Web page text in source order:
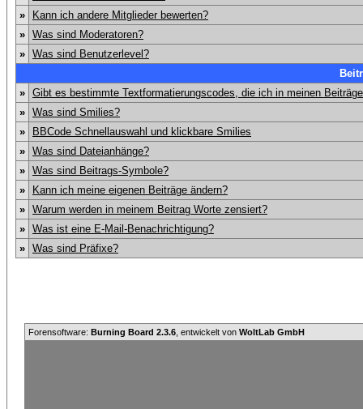
»
Kann ich andere Mitglieder bewerten?
» Was sind Moderatoren?
» Was sind Benutzerlevel?
» Gibt es bestimmte Textformatierungscodes, die ich in meinen
» Was sind Smilies?
»
BBCode Schnellauswahl und klickbare Smilies
» Was sind Dateianhänge?
» Was sind Beitrags-Symbole?
»
Kann ich meine eigenen Beiträge ändern?
» Warum werden in meinem Beitrag Worte zensiert?
» Was ist eine E-Mail-Benachrichtigung?
» Was sind Präfixe?
Forensoftware: Burning Board 2.3.6 , entwickelt von WoltLab GmbH